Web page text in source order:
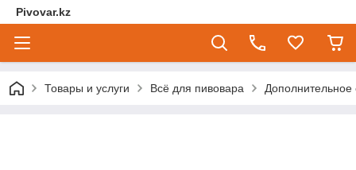
Pivovar.kz
Товары и услуги Всё для пивовара